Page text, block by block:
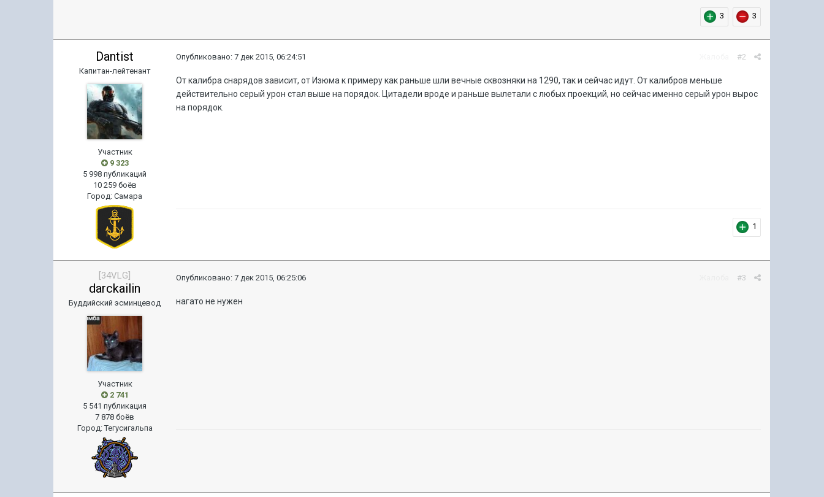
3 3
Dantist
Капитан-лейтенант
Участник
9 323
5 998 публикаций
10 259 боёв
Город:Самара
#2
Опубликовано:7 дек 2015, 06:24:51
От калибра снарядов зависит, от Изюма к примеру как раньше шли вечные сквозняки на 1290, так и сейчас идут. От калибров меньше
действительно серый урон стал выше на порядок. Цитадели вроде и раньше вылетали с любых проекций, но сейчас именно серый урон вырос
на порядок.
1
[34VLG]
darckailin
Буддийский эсминцевод
Участник
2 741
5 541 публикация
7 878 боёв
Город:Тегусигальпа
#3
Опубликовано:7 дек 2015, 06:25:06
нагато не нужен